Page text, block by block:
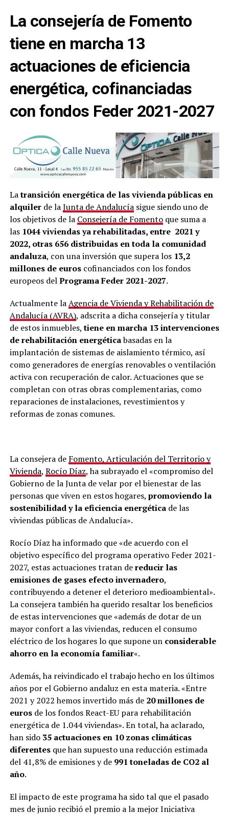
La consejería de Fomento
tiene en marcha 13
actuaciones de eficiencia
energética, cofinanciadas
con fondos Feder 2021-2027
Latransición energética de las vivienda públicas en
alquilerde laJunta de Andalucíasigue siendo uno de
los objetivos de la Consejería de Fomentoque suma a
las 1044 viviendas ya rehabilitadas, entre 2021 y
2022, otras 656 distribuidas en toda la comunidad
andaluza, con una inversión que supera los 13,2
millones de euros cofinanciados con los fondos
europeos delPrograma Feder 2021-2027.
Actualmente laAgencia de Vivienda y Rehabilitación de
Andalucía (AVRA), adscrita a dicha consejería y titular
de estos inmuebles,tiene en marcha 13 intervenciones
de rehabilitación energéticabasadas en la
implantación de sistemas de aislamiento térmico, así
como generadores de energías renovables o ventilación
activa con recuperación de calor. Actuaciones que se
completan con otras obras complementarias, como
reparaciones de instalaciones, revestimientos y
reformas de zonas comunes.
La consejera de Fomento, Articulación del Territorio y
Vivienda, Rocío Díaz, ha subrayado el «compromiso del
Gobierno de la Junta de velar por el bienestar de las
personas que viven en estos hogares, promoviendo la
sostenibilidad y la eficiencia energéticade las
viviendas públicas de Andalucía».
Rocío Díaz ha informado que «de acuerdo con el
objetivo específico del programa operativo Feder 2021-
2027, estas actuaciones tratan dereducir las
emisiones de gases efecto invernadero,
contribuyendo a detener el deterioro medioambiental».
La consejera también ha querido resaltar los beneficios
de estas intervenciones que «además de dotar de un
mayor confort a las viviendas, reducen el consumo
eléctrico de los hogares lo que supone unconsiderable
ahorro en la economía familiar«.
Además, ha reivindicado el trabajo hecho en los últimos
años por el Gobierno andaluz en esta materia. «Entre
2021 y 2022 hemos invertido más de 20 millones de
eurosde los fondos React-EU para rehabilitación
energética de 1.044 viviendas». En total, ha aclarado,
han sido 35 actuaciones en 10 zonas climáticas
diferentesque han supuesto una reducción estimada
del 41,8% de emisiones y de 991 toneladas de CO2 al
año.
El impacto de este programa ha sido tal que el pasado
mes de junio recibió el premio a la mejor Iniciativa